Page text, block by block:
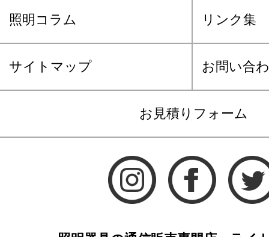
照明コラム リンク集
サイトマップ お問い合
お見積りフォーム